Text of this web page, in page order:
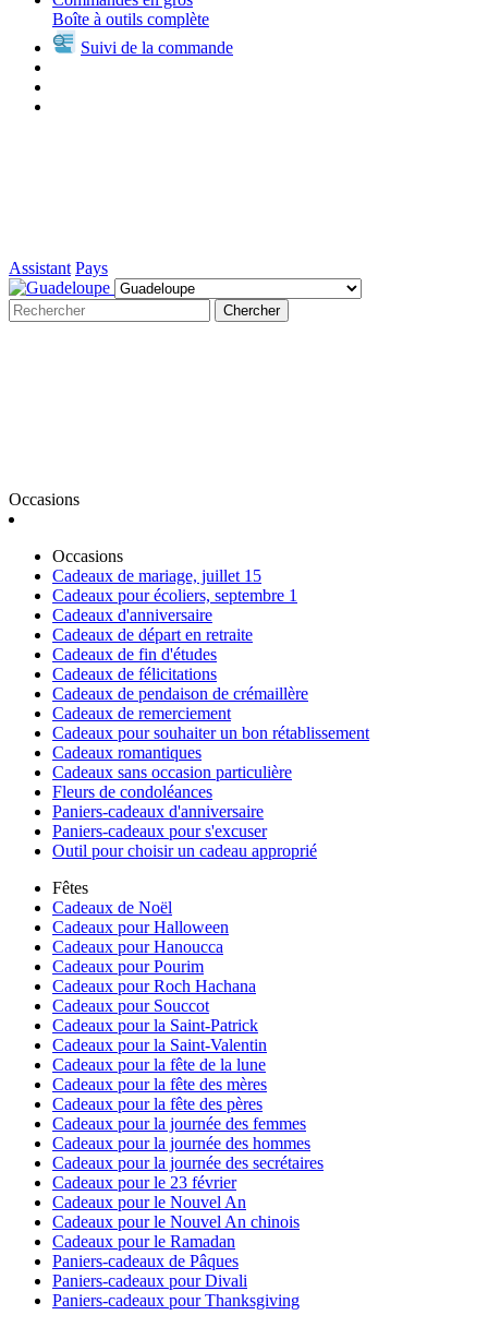
Boîte à outils complète
Suivi de la commande
Assistant Pays
Chercher
Occasions
Occasions
Cadeaux de mariage, juillet 15
Cadeaux pour écoliers, septembre 1
Cadeaux d'anniversaire
Cadeaux de départ en retraite
Cadeaux de fin d'études
Cadeaux de félicitations
Cadeaux de pendaison de crémaillère
Cadeaux de remerciement
Cadeaux pour souhaiter un bon rétablissement
Cadeaux romantiques
Cadeaux sans occasion particulière
Fleurs de condoléances
Paniers-cadeaux d'anniversaire
Paniers-cadeaux pour s'excuser
Outil pour choisir un cadeau approprié
Fêtes
Cadeaux de Noël
Cadeaux pour Halloween
Cadeaux pour Hanoucca
Cadeaux pour Pourim
Cadeaux pour Roch Hachana
Cadeaux pour Souccot
Cadeaux pour la Saint-Patrick
Cadeaux pour la Saint-Valentin
Cadeaux pour la fête de la lune
Cadeaux pour la fête des mères
Cadeaux pour la fête des pères
Cadeaux pour la journée des femmes
Cadeaux pour la journée des hommes
Cadeaux pour la journée des secrétaires
Cadeaux pour le 23 février
Cadeaux pour le Nouvel An
Cadeaux pour le Nouvel An chinois
Cadeaux pour le Ramadan
Paniers-cadeaux de Pâques
Paniers-cadeaux pour Divali
Paniers-cadeaux pour Thanksgiving